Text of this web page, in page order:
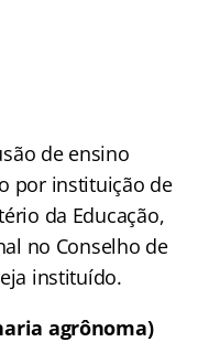
de ensino
por instituição de
da Educação,
no Conselho de
instituído.
agrônoma)